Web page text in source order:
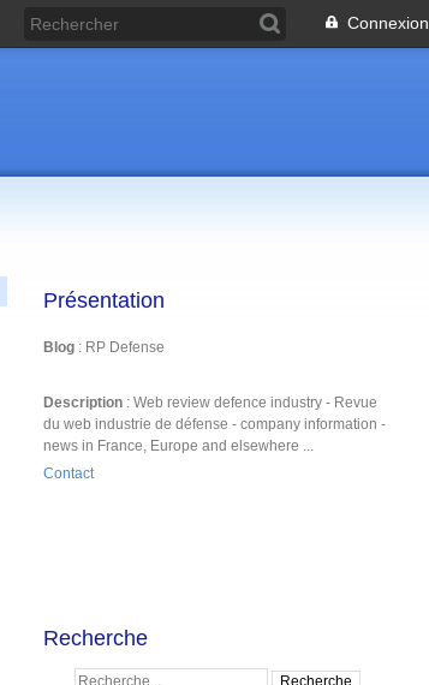
Connexion
Présentation
Blog : RP Defense
Description : Web review defence industry - Revue
du web industrie de défense - company information -
news in France, Europe and elsewhere ...
Contact
Recherche